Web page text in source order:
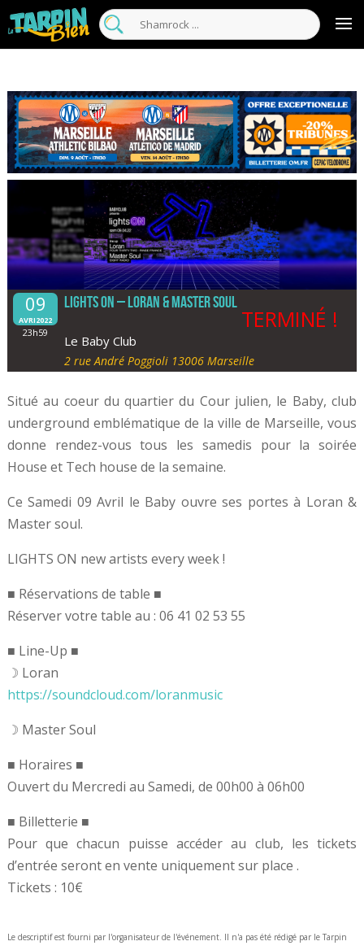
09
AVRI2022
23h59
LIGHTS ON – Loran & Master Soul
TERMINÉ !
Le Baby Club
2 rue André Poggioli 13006 Marseille
Situé au coeur du quartier du Cour julien, le Baby, club
underground emblématique de la ville de Marseille, vous
donne rendez-vous tous les samedis pour la soirée
House et Tech house de la semaine.
Ce Samedi 09 Avril le Baby ouvre ses portes à Loran &
Master soul.
LIGHTS ON new artists every week !
■ Réservations de table ■
Réserver votre table au : 06 41 02 53 55
■ Line-Up ■
☽ Loran
https://soundcloud.com/loranmusic
☽ Master Soul
■ Horaires ■
Ouvert du Mercredi au Samedi, de 00h00 à 06h00
■ Billetterie ■
Pour que chacun puisse accéder au club, les tickets
d’entrée seront en vente uniquement sur place .
Tickets : 10€
Le descriptif est fourni par l'organisateur de l'événement. Il n'a pas été rédigé par le Tarpin